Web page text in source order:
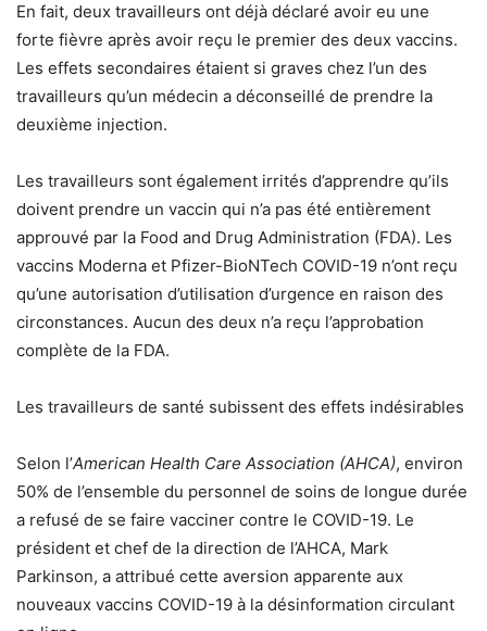
En fait, deux travailleurs ont déjà déclaré avoir eu une
forte fièvre après avoir reçu le premier des deux vaccins.
Les effets secondaires étaient si graves chez l’un des
travailleurs qu’un médecin a déconseillé de prendre la
deuxième injection.
Les travailleurs sont également irrités d’apprendre qu’ils
doivent prendre un vaccin qui n’a pas été entièrement
approuvé par la Food and Drug Administration (FDA). Les
vaccins Moderna et Pfizer-BioNTech COVID-19 n’ont reçu
qu’une autorisation d’utilisation d’urgence en raison des
circonstances. Aucun des deux n’a reçu l’approbation
complète de la FDA.
Les travailleurs de santé subissent des effets indésirables
Selon l’American Health Care Association (AHCA), environ
50% de l’ensemble du personnel de soins de longue durée
a refusé de se faire vacciner contre le COVID-19. Le
président et chef de la direction de l’AHCA, Mark
Parkinson, a attribué cette aversion apparente aux
nouveaux vaccins COVID-19 à la désinformation circulant